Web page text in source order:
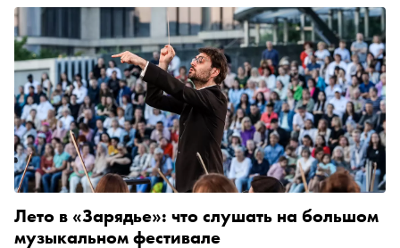
Лето в «Зарядье»: что слушать на большом
музыкальном фестивале